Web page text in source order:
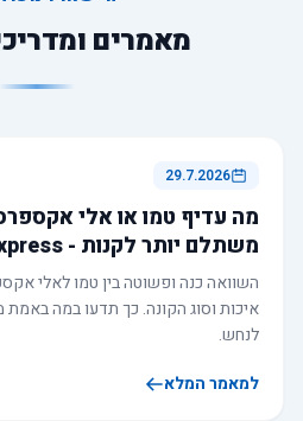
מאמרים
29.7.2026
מה עדיף טמו או אלי
משתלם יותר לקנות - AliExpress
השוואה כנה ופשוטה בין טמו לאלי
איכות וסוג הקונה. כך תדעו במה
לנחש.
למאמר המלא